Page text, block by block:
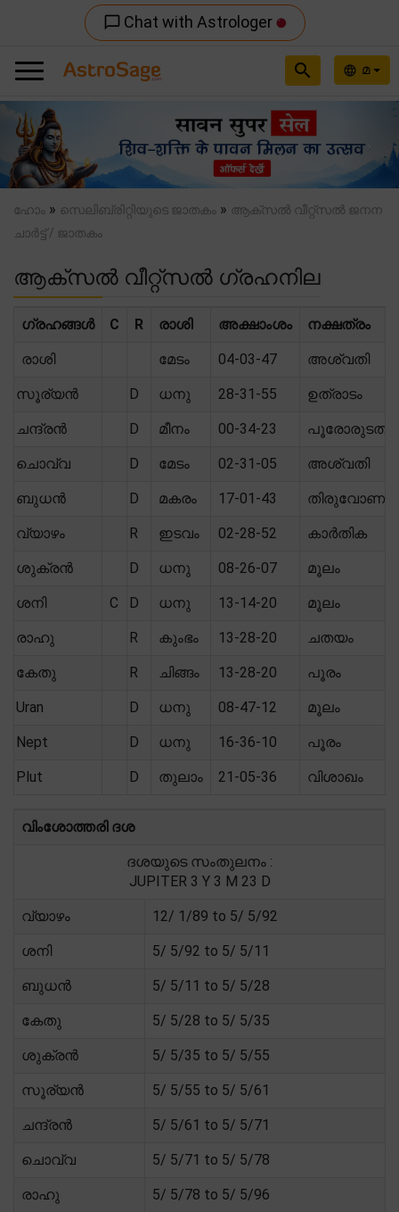
chat_bubble_outline Chat with Astrologer
language മ
search
Previous
ഹോം » സെലിബ്രിറ്റിയുടെ ജാതകം » ആക്സൽ വീറ്റ്സൽ ജനന
ചാർട്ട് / ജാതകം
ആക്സൽ വീറ്റ്സൽ ഗ്രഹനില
ഗ്രഹങ്ങൾ C R രാശി അക്ഷാംശം നക്ഷത്രം
രാശി മേടം 04-03-47 അശ്വതി
സൂര്യൻ D ധനു 28-31-55 ഉത്രാടം
ചന്ദ്രൻ D മീനം 00-34-23 പൂരോരുടതി
ചൊവ്വ D മേടം 02-31-05 അശ്വതി
ബുധൻ D മകരം 17-01-43 തിരുവോണം
വ്യാഴം R ഇടവം 02-28-52 കാർതിക
ശുക്രൻ D ധനു 08-26-07 മൂലം
ശനി C D ധനു 13-14-20 മൂലം
രാഹു R കുംഭം 13-28-20 ചതയം
കേതു R ചിങ്ങം 13-28-20 പൂരം
Uran D ധനു 08-47-12 മൂലം
Nept D ധനു 16-36-10 പൂരം
Plut D തുലാം 21-05-36 വിശാഖം
വിംശോത്തരി ദശ
ദശയുടെ സംതുലനം :
JUPITER 3 Y 3 M 23 D
വ്യാഴം 12/ 1/89 to 5/ 5/92
ശനി 5/ 5/92 to 5/ 5/11
ബുധൻ 5/ 5/11 to 5/ 5/28
കേതു 5/ 5/28 to 5/ 5/35
ശുക്രൻ 5/ 5/35 to 5/ 5/55
സൂര്യൻ 5/ 5/55 to 5/ 5/61
ചന്ദ്രൻ 5/ 5/61 to 5/ 5/71
ചൊവ്വ 5/ 5/71 to 5/ 5/78
രാഹു 5/ 5/78 to 5/ 5/96